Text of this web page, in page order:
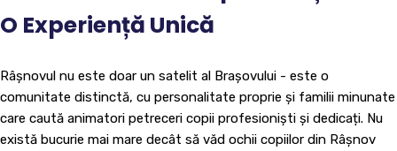
O Experiență Unică
Râșnovul nu este doar un satelit al Brașovului - este o
comunitate distinctă, cu personalitate proprie și familii minunate
care caută animatori petreceri copii profesioniști și dedicați. Nu
există bucurie mai mare decât să văd ochii copiilor din Râșnov